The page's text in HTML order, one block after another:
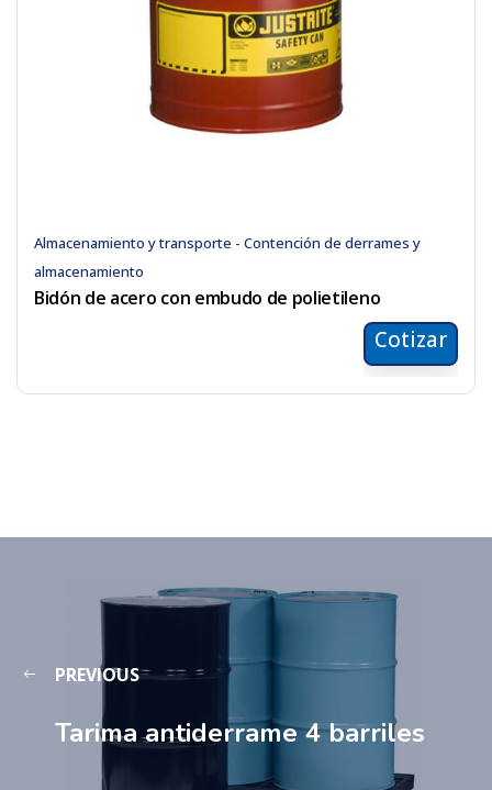
Almacenamiento y transporte - Contención de derrames y
almacenamiento
Bidón de acero con embudo de polietileno
Cotizar
PREVIOUS
Tarima antiderrame 4 barriles